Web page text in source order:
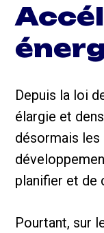
Depuis la loi
élargie et
désormais les
planifier et de
Pourtant, sur